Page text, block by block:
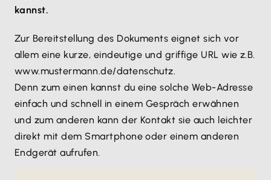
kannst.
Zur Bereitstellung des Dokuments eignet sich vor
allem eine kurze, eindeutige und griffige URL wie z.B.
www.mustermann.de/datenschutz.
Denn zum einen kannst du eine solche Web-Adresse
einfach und schnell in einem Gespräch erwähnen
und zum anderen kann der Kontakt sie auch leichter
direkt mit dem Smartphone oder einem anderen
Endgerät aufrufen.